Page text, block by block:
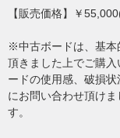
【販売価格】￥
※中古ボードは、基本
頂きました上でご購
ードの使用感、破損
にお問い合わせ頂け
す。